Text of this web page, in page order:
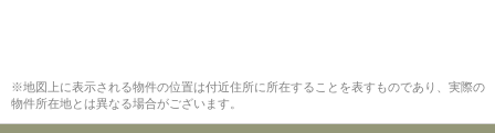
※地図上に表示される物件の位置は付近住所に所在することを表すものであり、実際の
物件所在地とは異なる場合がございます。